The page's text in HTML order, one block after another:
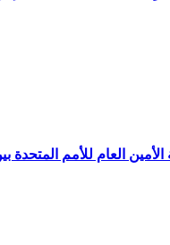
العام للأمم المتحدة